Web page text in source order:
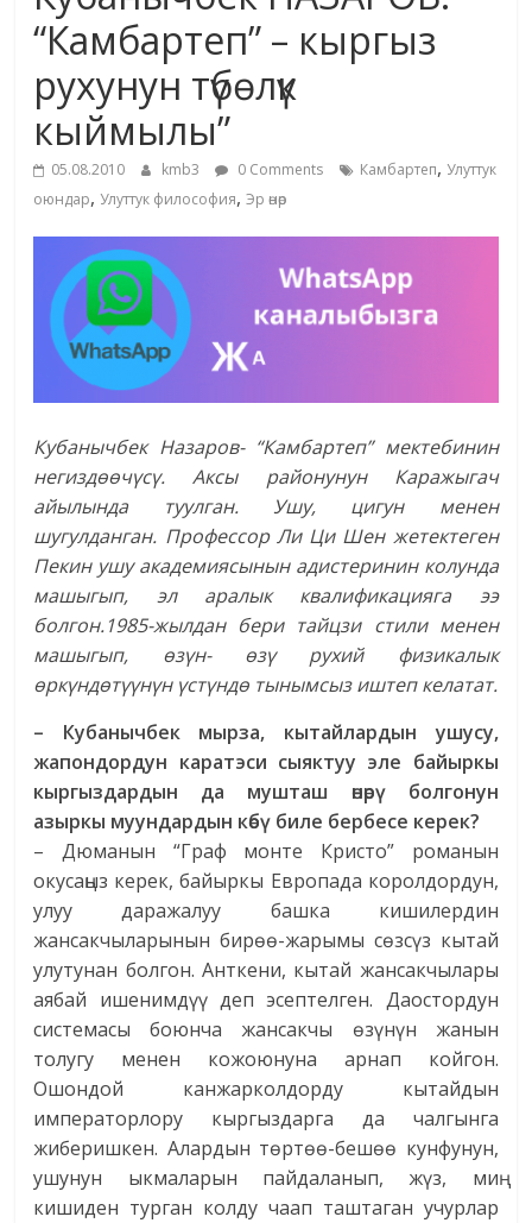
маданияты
жана
адабияты
“Камбартеп” – кыргыз
рухунун түбөлүк
кыймылы”
05.08.2010 kmb3 0 Comments Камбартеп, Улуттук
оюндар, Улуттук философия,Эр өнөр
Кубанычбек Назаров- “Камбартеп” мектебинин
негиздөөчүсү. Аксы районунун Каражыгач
айылында туулган. Ушу, цигун менен
шугулданган. Профессор Ли Ци Шен жетектеген
Пекин ушу академиясынын адистеринин колунда
машыгып, эл аралык квалификацияга ээ
болгон.1985-жылдан бери тайцзи стили менен
машыгып, өзүн- өзү рухий физикалык
өркүндөтүүнүн үстүндө тынымсыз иштеп келатат.
– Кубанычбек мырза, кытайлардын ушусу,
жапондордун каратэси сыяктуу эле байыркы
кыргыздардын да мушташ өнөрү болгонун
азыркы муундардын көбү биле бербесе керек?
– Дюманын “Граф монте Кристо” романын
окусаңыз керек, байыркы Европада королдордун,
улуу даражалуу башка кишилердин
жансакчыларынын бирөө-жарымы сөзсүз кытай
улутунан болгон. Анткени, кытай жансакчылары
аябай ишенимдүү деп эсептелген. Даостордун
системасы боюнча жансакчы өзүнүн жанын
толугу менен кожоюнуна арнап койгон.
Ошондой канжарколдорду кытайдын
императорлору кыргыздарга да чалгынга
жиберишкен. Алардын төртөө-бешөө кунфунун,
ушунун ыкмаларын пайдаланып, жүз, миң
кишиден турган колду чаап таштаган учурлар